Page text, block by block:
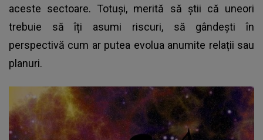
aceste sectoare. Totuși, merită să știi că uneori
trebuie să îți asumi riscuri, să gândești în
perspectivă cum ar putea evolua anumite relații sau
planuri.